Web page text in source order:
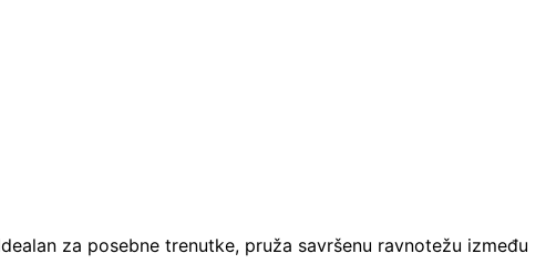
za posebne trenutke, pruža savršenu ravnotežu između